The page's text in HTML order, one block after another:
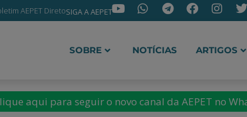
AEPET DiretoSIGA A AEPET
SOBRE NOTÍCIAS ARTIGOS
aqui para seguir o novo canal da AEPET no